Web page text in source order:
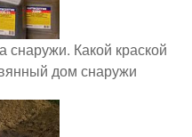
снаружи. Какой краской
дом снаружи